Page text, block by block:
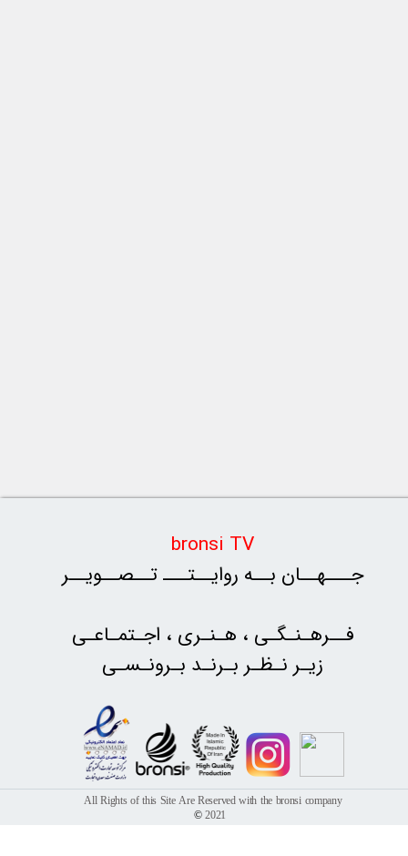
All Rights of this Site Are Reserved with the bronsi company
©
bronsi TV
جـــهــان بــه‌ روایــتـــ تــصــویــر
​​​​​​​فــرهـنـگـی ، هـنـری ، اجـتمـاعـی
زیـر نـظـر بـرنـد بـرونـسـی